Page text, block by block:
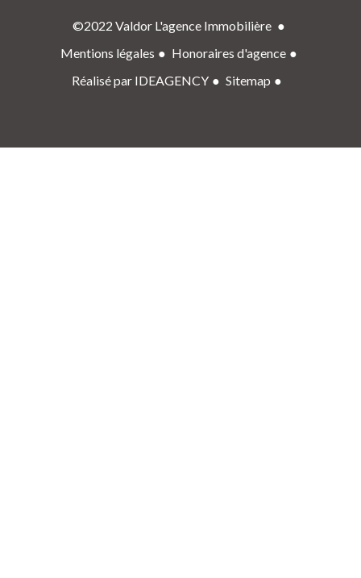
©2022 Valdor L'agence Immobilière
Mentions légales
Honoraires d'agence
Réalisé par IDEAGENCY
Sitemap